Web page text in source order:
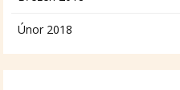
Únor 2018